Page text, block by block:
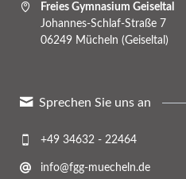
Freies Gymnasium Geiseltal
Johannes-Schlaf-Straße 7
06249 Mücheln (Geiseltal)
Sprechen Sie uns an
+49 34632 - 22464
info@fgg-muecheln.de